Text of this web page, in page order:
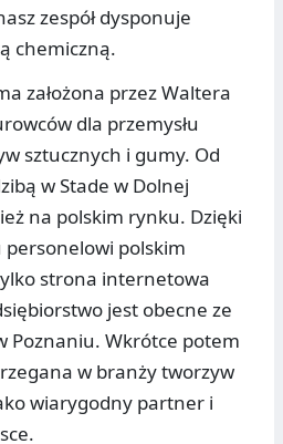
zespół dysponuje
chemiczną.
założona przez Waltera
dla przemysłu
sztucznych i gumy. Od
w Stade w Dolnej
na polskim rynku. Dzięki
polskim
strona internetowa
jest obecne ze
Poznaniu. Wkrótce potem
w branży tworzyw
wiarygodny partner i